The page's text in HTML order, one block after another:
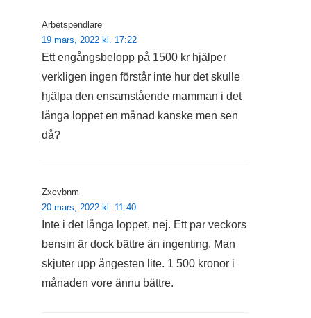
Arbetspendlare
19 mars, 2022 kl. 17:22
Ett engångsbelopp på 1500 kr hjälper
verkligen ingen förstår inte hur det skulle
hjälpa den ensamstående mamman i det
långa loppet en månad kanske men sen
då?
Zxcvbnm
20 mars, 2022 kl. 11:40
Inte i det långa loppet, nej. Ett par veckors
bensin är dock bättre än ingenting. Man
skjuter upp ångesten lite. 1 500 kronor i
månaden vore ännu bättre.